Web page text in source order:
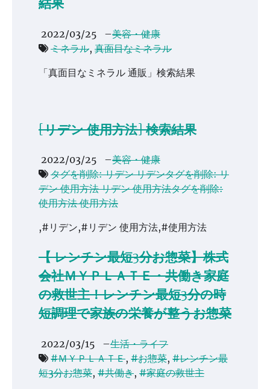
結果
2022/03/25 –美容・健康
ミネラル, 真面目なミネラル
「真面目なミネラル 通販」検索結果
[リデン 使用方法] 検索結果
2022/03/25 –美容・健康
タグを削除: リデン リデンタグを削除: リ
デン 使用方法 リデン 使用方法タグを削除:
使用方法 使用方法
,#リデン,#リデン 使用方法,#使用方法
【 レンチン最短3分お惣菜】株式
会社ＭＹＰＬＡＴＥ・共働き家庭
の救世主！レンチン最短3分の時
短調理で家族の栄養が整うお惣菜
2022/03/15 –生活・ライフ
#ＭＹＰＬＡＴＥ, #お惣菜, #レンチン最
短3分お惣菜, #共働き, #家庭の救世主